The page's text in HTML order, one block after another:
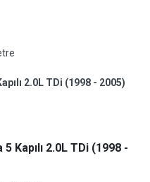
2.0L TDi (1998 - 2005)
Kapılı 2.0L TDi (1998 -